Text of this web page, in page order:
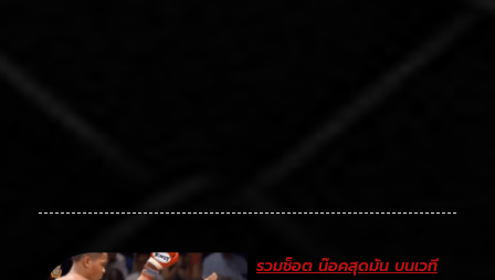
รวมช็อต น๊อคสุดมัน บนเวที